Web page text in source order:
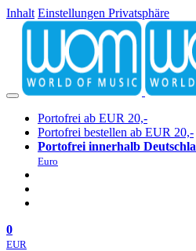
Inhalt Einstellungen Privatsphäre
Portofrei ab EUR 20,-
Portofrei bestellen ab EUR 20,-
Portofrei innerhalb
Euro
0
EUR